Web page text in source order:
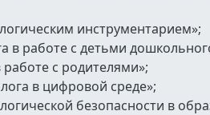
инструментарием»;
в работе с детьми
с родителями»;
в цифровой среде»;
безопасности в